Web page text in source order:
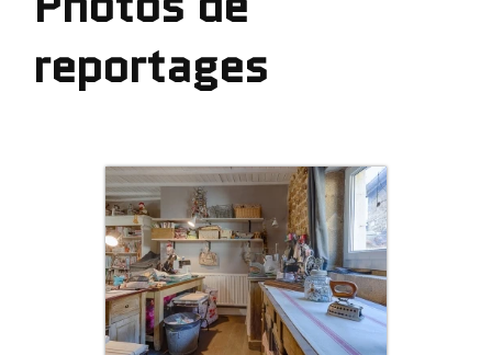
reportages